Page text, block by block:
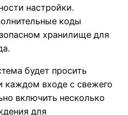
настройки.
коды
хранилище для
будет просить
каждом входе с свежего
включить несколько
для